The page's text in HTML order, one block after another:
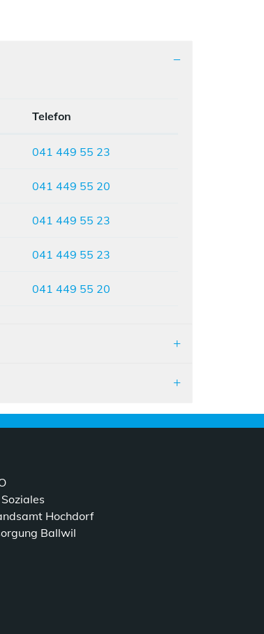
Telefon
041 449 55 23
041 449 55 20
041 449 55 23
041 449 55 23
041 449 55 20
Hochdorf
Ballwil